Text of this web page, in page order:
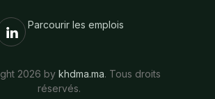
Parcourir les emplois
2026 by khdma.ma. Tous droits
réservés.